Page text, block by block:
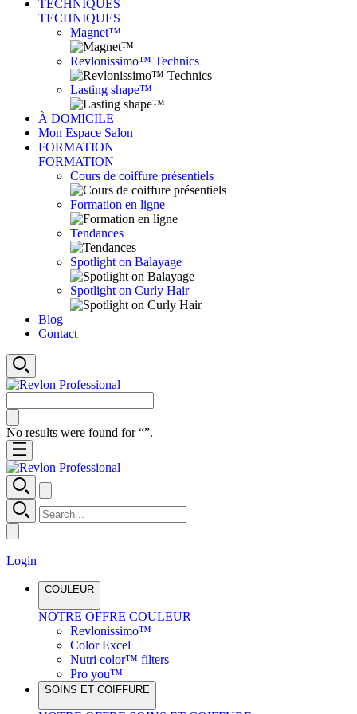
TECHNIQUES
TECHNIQUES
Magnet™
Revlonissimo™ Technics
Lasting shape™
À DOMICILE
Mon Espace Salon
FORMATION
FORMATION
Cours de coiffure présentiels
Formation en ligne
Tendances
Spotlight on Balayage
Spotlight on Curly Hair
Blog
Contact
No results were found for “”.
Login
COULEUR
NOTRE OFFRE COULEUR
Revlonissimo™
Color Excel
Nutri color™ filters
Pro you™
SOINS ET COIFFURE